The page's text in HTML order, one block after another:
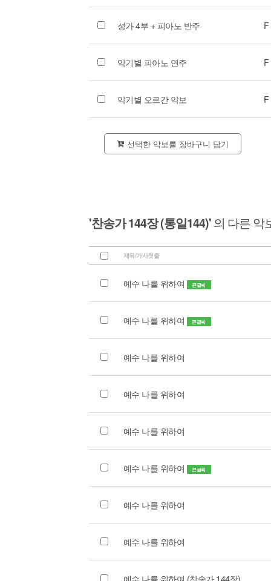
성가 4부 + 피아노 반주
악기별 피아노 연주
악기별 오르간 악보
선택한 악보를 장바구니 담기
'찬송가 144장 (통일144)'의 다른 악
제목/가사첫줄
예수 나를 위하여 큰글씨
예수 나를 위하여 큰글씨
예수 나를 위하여
예수 나를 위하여
예수 나를 위하여
예수 나를 위하여 큰글씨
예수 나를 위하여
예수 나를 위하여
예수 나를 위하여 (찬송가 144장)